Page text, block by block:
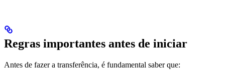
Regras importantes antes de iniciar
Antes de fazer a transferência, é fundamental saber que: